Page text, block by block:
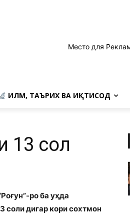
Место для
ИЛМ, ТАЪРИХ ВА ИҚТИСОД
13 сол
ро ба уҳда
соли дигар кори сохтмон